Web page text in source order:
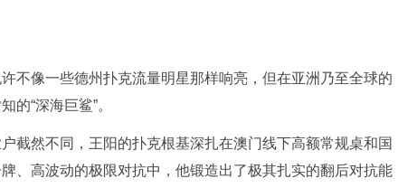
不像一些德州扑克流量明星那样响亮，但在亚洲乃至全球的
的“深海巨鲨”。
截然不同，王阳的扑克根基深扎在澳门线下高额常规桌和国
、高波动的极限对抗中，他锻造出了极其扎实的翻后对抗能